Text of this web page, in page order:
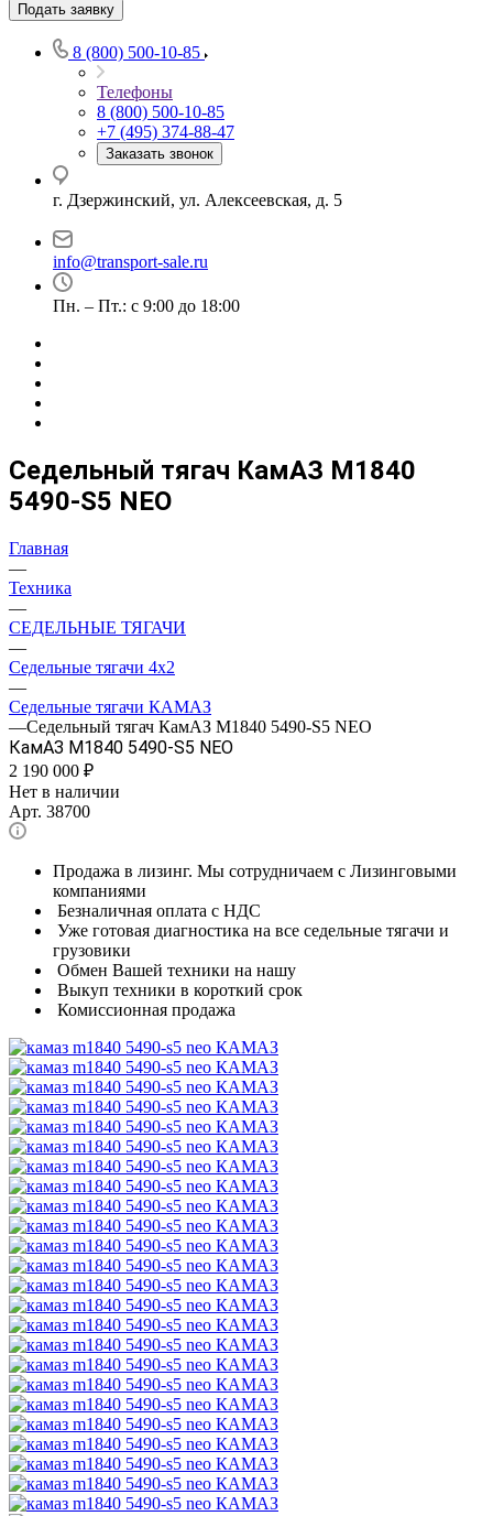
Подать заявку
8 (800) 500-10-85
Телефоны
8 (800) 500-10-85
+7 (495) 374-88-47
Заказать звонок
г. Дзержинский, ул. Алексеевская, д. 5
info@transport-sale.ru
Пн. – Пт.: с 9:00 до 18:00
Седельный тягач КамАЗ M1840
5490-S5 NEO
Главная
—
Техника
—
СЕДЕЛЬНЫЕ ТЯГАЧИ
—
Седельные тягачи 4x2
—
Седельные тягачи КАМАЗ
—Седельный тягач КамАЗ M1840 5490-S5 NEO
КамАЗ M1840 5490-S5 NEO
2 190 000 ₽
Нет в наличии
Арт. 38700
Продажа в лизинг. Мы сотрудничаем с Лизинговыми
компаниями
Безналичная оплата с НДС
Уже готовая диагностика на все седельные тягачи и
грузовики
Обмен Вашей техники на нашу
Выкуп техники в короткий срок
Комиссионная продажа